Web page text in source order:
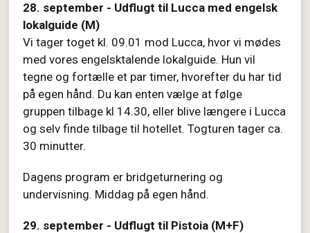
28. september - Udflugt til Lucca med engelsk
lokalguide (M)
Vi tager toget kl. 09.01 mod Lucca, hvor vi mødes
med vores engelsktalende lokalguide. Hun vil
tegne og fortælle et par timer, hvorefter du har tid
på egen hånd. Du kan enten vælge at følge
gruppen tilbage kl 14.30, eller blive længere i Lucca
og selv finde tilbage til hotellet. Togturen tager ca.
30 minutter.
Dagens program er bridgeturnering og
undervisning. Middag på egen hånd.
29. september - Udflugt til Pistoia (M+F)